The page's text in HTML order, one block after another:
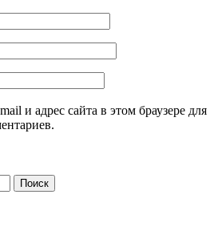
и адрес сайта в этом браузере для